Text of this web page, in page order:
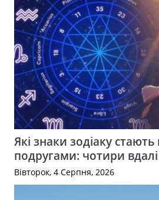
Які знаки зодіаку
подругами: чотири
Вівторок, 4 Серпня, 2026